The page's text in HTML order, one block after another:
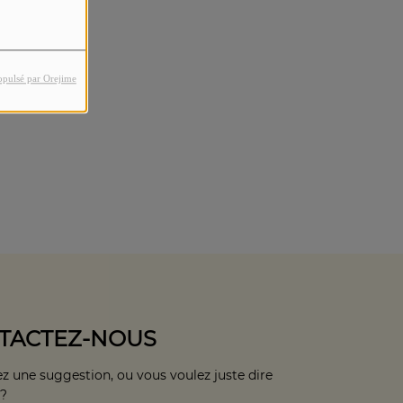
par Orejime
NOUS
une suggestion, ou vous voulez juste dire